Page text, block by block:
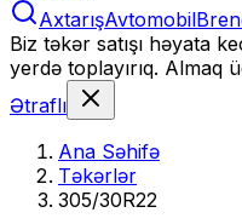
AxtarışAvtomobil
Biz təkər satışı həyata
yerdə toplayırıq. Almaq
Ətraflı
Ana Səhifə
Təkərlər
305/30R22